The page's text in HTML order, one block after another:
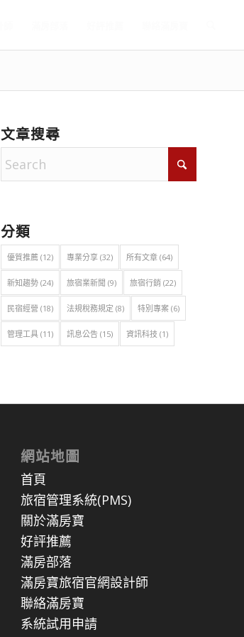
文章搜尋
分類
優質推薦 (12) 專業分享 (32) 所有文章 (64)
新知趨勢 (24) 旅宿業新聞 (9) 旅宿行銷 (22)
民宿經營 (18) 法規稅務規定 (8) 特別專案 (6)
管理工具 (11) 訊息公告 (15) 資訊科技 (1)
網站地圖
首頁
旅宿管理系統(PMS)
關於滿房寶
好評推薦
滿房部落
滿房寶旅宿官網設計師
聯絡滿房寶
系統試用申請